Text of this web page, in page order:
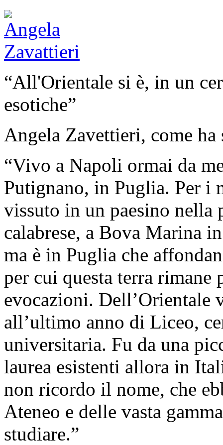
“All'Orientale si è, in un
esotiche”
Angela Zavettieri, come
“Vivo a Napoli ormai da
Putignano, in Puglia. Per
vissuto in un paesino nella
calabrese, a Bova Marina
ma è in Puglia che
per cui questa terra
evocazioni. Dell’Orientale
all’ultimo anno di Liceo,
universitaria. Fu da una
laurea esistenti allora in
non ricordo il nome, che
Ateneo e delle vasta
studiare.”